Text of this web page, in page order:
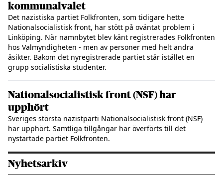
kommunalvalet
Det nazistiska partiet Folkfronten, som tidigare hette
Nationalsocialistisk front, har stött på oväntat problem i
Linköping. När namnbytet blev känt registrerades Folkfronten
hos Valmyndigheten - men av personer med helt andra
åsikter. Bakom det nyregistrerade partiet står istället en
grupp socialistiska studenter.
Nationalsocialistisk front (NSF) har
upphört
Sveriges största nazistparti Nationalsocialistisk front (NSF)
har upphört. Samtliga tillgångar har överförts till det
nystartade partiet Folkfronten.
Nyhetsarkiv